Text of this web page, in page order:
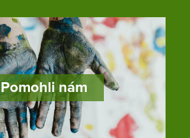
Pomohli nám